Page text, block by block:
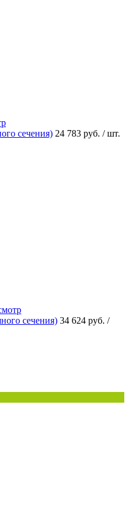
сечения) 24 783 руб. / шт.
сечения) 34 624 руб. /